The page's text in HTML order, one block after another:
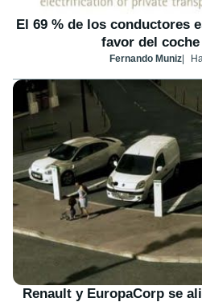
El 69 % de los conductores
favor del
Fernando Muniz
Renault y EuropaCorp se